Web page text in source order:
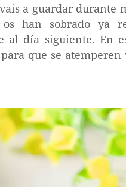
a guardar durante
han sobrado ya
al día siguiente. En
que se